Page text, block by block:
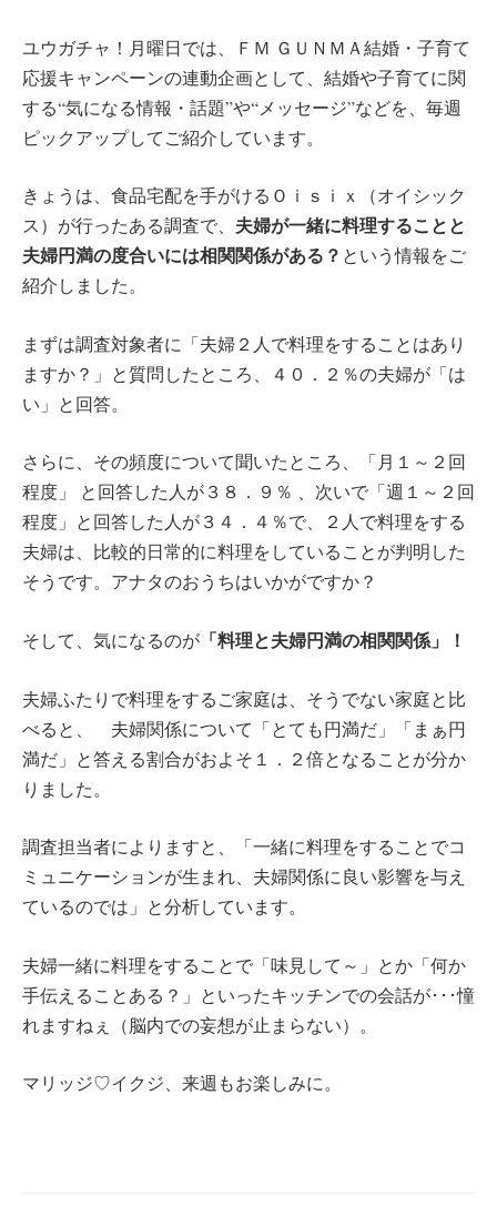
ユウガチャ！月曜日では、ＦＭ ＧＵＮＭＡ結婚・子育て
応援キャンペーンの連動企画として、結婚や子育てに関
する“気になる情報・話題”や“メッセージ”などを、毎週
ピックアップしてご紹介しています。
きょうは、食品宅配を手がけるＯｉｓｉｘ（オイシック
ス）が行ったある調査で、 夫婦が一緒に料理することと
夫婦円満の度合いには相関関係がある？ という情報をご
紹介しました。
まずは調査対象者に「夫婦２人で料理をすることはあり
ますか？」と質問したところ、４０．２％の夫婦が「は
い」と回答。
さらに、その頻度について聞いたところ、「月１～２回
程度」 と回答した人が３８．９％ 、次いで「週１～２回
程度」と回答した人が３４．４％で、２人で料理をする
夫婦は、比較的日常的に料理をしていることが判明した
そうです。アナタのおうちはいかがですか？
そして、気になるのが 「料理と夫婦円満の相関関係」！
夫婦ふたりで料理をするご家庭は、そうでない家庭と比
べると、 夫婦関係について「とても円満だ」「まぁ円
満だ」と答える割合がおよそ１．２倍となることが分か
りました。
調査担当者によりますと、「一緒に料理をすることでコ
ミュニケーションが生まれ、夫婦関係に良い影響を与え
ているのでは」と分析しています。
夫婦一緒に料理をすることで「味見して～」とか「何か
手伝えることある？」といったキッチンでの会話が･･･憧
れますねぇ（脳内での妄想が止まらない）。
マリッジ♡イクジ、来週もお楽しみに。